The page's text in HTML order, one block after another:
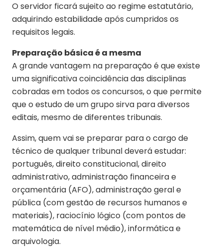
O servidor ficará sujeito ao regime estatutário,
adquirindo estabilidade após cumpridos os
requisitos legais.
Preparação básica é a mesma
A grande vantagem na preparação é que existe
uma significativa coincidência das disciplinas
cobradas em todos os concursos, o que permite
que o estudo de um grupo sirva para diversos
editais, mesmo de diferentes tribunais.
Assim, quem vai se preparar para o cargo de
técnico de qualquer tribunal deverá estudar:
português, direito constitucional, direito
administrativo, administração financeira e
orçamentária (AFO), administração geral e
pública (com gestão de recursos humanos e
materiais), raciocínio lógico (com pontos de
matemática de nível médio), informática e
arquivologia.